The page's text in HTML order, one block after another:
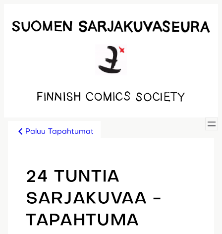
sisältöön
Paluu Tapahtumat
24 TUNTIA
SARJAKUVAA -
TAPAHTUMA